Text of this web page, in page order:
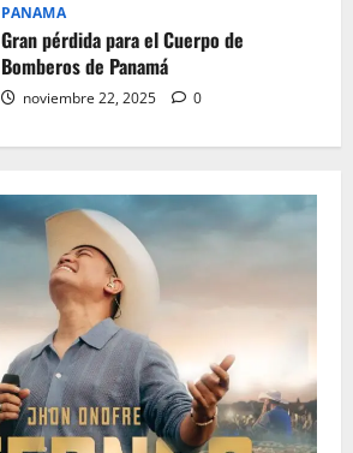
PANAMA
Gran pérdida para el Cuerpo de
Bomberos de Panamá
noviembre 22, 2025 0